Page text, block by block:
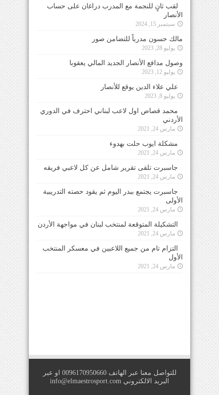
لقب ثانٍ للنجمة مع المدرب دراغان على حساب
الأنصار
سبتمبر 15, 2024
مالك حسون مدرباً للتضامن صور
يوليو 28, 2023
وصول مدافع الأنصار الجديد المالي يعقوبا
يوليو 12, 2023
علي علاء الدين يوقع للأنصار
يوليو 8, 2023
محمد قصاص اول لاعب لبناني احترف في الدوري
الأردني
مارس 24, 2021
مشكلة ايوب حلت بهدوء
مارس 24, 2021
جاسبرت تلقى تقرير شامل عن كل لاعبي فريقه
مارس 24, 2021
جاسبرت يجتمع ببدر اليوم ثم يقود حصته التدريبية
الأولى
مارس 24, 2021
التشكيلة المتوقعة لمنتخب لبنان في مواجهة الأردن
مارس 24, 2021
التزام تام من جميع اللاعبين في معسكر المنتخب
الأول
مارس 24, 2021
للتواصل معنا عبر الهاتف 0096170950660 او عبر
البريد الالكتروني info@elmaestrosport.com